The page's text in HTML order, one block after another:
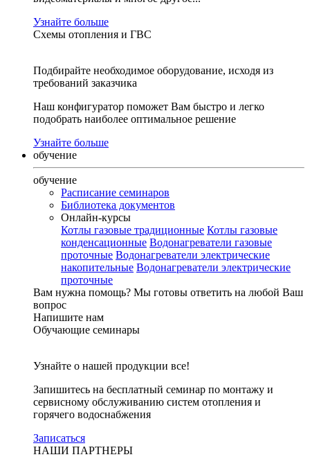
Узнайте больше
Схемы отопления и ГВС
Подбирайте необходимое оборудование, исходя из
требований заказчика
Наш конфигуратор поможет Вам быстро и легко
подобрать наиболее оптимальное решение
Узнайте больше
обучение
обучение
Расписание семинаров
Библиотека документов
Онлайн-курсы
Котлы газовые традиционные Котлы газовые
конденсационные Водонагреватели газовые
проточные Водонагреватели электрические
накопительные Водонагреватели электрические
проточные
Вам нужна помощь? Мы готовы ответить на любой Ваш
вопрос
Напишите нам
Обучающие семинары
Узнайте о нашей продукции все!
Запишитесь на бесплатный семинар по монтажу и
сервисному обслуживанию систем отопления и
горячего водоснабжения
Записаться
НАШИ ПАРТНЕРЫ